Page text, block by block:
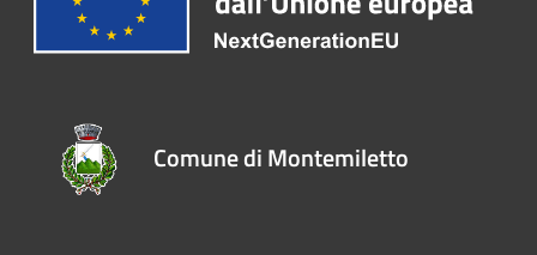
Comune di Montemiletto